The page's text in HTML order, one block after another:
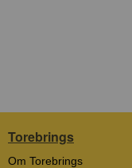
Torebrings
Om Torebrings